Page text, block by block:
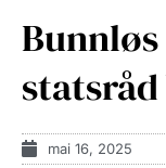
statsråd
mai 16, 2025